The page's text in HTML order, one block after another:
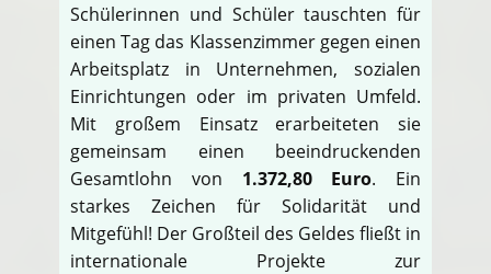
Schülerinnen und Schüler tauschten für
einen Tag das Klassenzimmer gegen einen
Arbeitsplatz in Unternehmen, sozialen
Einrichtungen oder im privaten Umfeld.
Mit großem Einsatz erarbeiteten sie
gemeinsam einen beeindruckenden
Gesamtlohn von 1.372,80 Euro. Ein
starkes Zeichen für Solidarität und
Mitgefühl! Der Großteil des Geldes fließt in
internationale Projekte zur